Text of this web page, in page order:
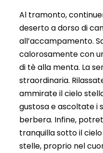
Al tramonto,
deserto a dorso di
all’accampamento.
calorosamente con
di tè alla menta. La
straordinaria.
ammirate il cielo
gustosa e ascoltate i
berbera. Infine,
tranquilla sotto il
stelle, proprio nel